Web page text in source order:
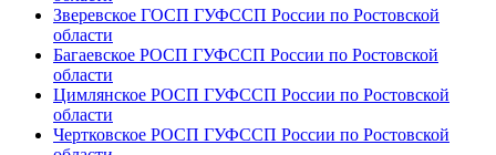
Зверевское ГОСП ГУФССП России по Ростовской
области
Багаевское РОСП ГУФССП России по Ростовской
области
Цимлянское РОСП ГУФССП России по Ростовской
области
Чертковское РОСП ГУФССП России по Ростовской